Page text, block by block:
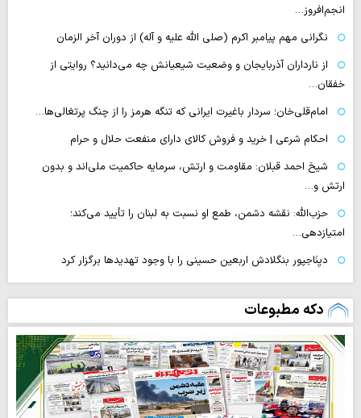
انجم‌افروز…
نگرانی مهم پیامبر اکرم (صلی الله علیه و آله) از دوران آخر الزمان
از نارداران آذربایجان و وضعیت شیعیانش چه می‌دانید؟ روایتی از
خفقان…
امام‌قلی‌خان؛ سردار باغیرت ایرانی که تنگه هرمز را از چنگ پرتغالی‌ها…
احکام شرعی | خرید و فروش کالای دارای منفعت حلال و حرام
شیخ احمد قبلان: مقاومت و ارتش، سرمایه حاکمیت ملی‌اند و بدون
ارتش و…
حزب‌الله: نقشه دشمن، طمع‌ او نسبت به لبنان را تأیید می‌کند؛
امتیازدهی…
دیِنَاجپور بنگلادش اربعین حسینی را با وجود تهدیدها برگزار کرد
دکه مطبوعات